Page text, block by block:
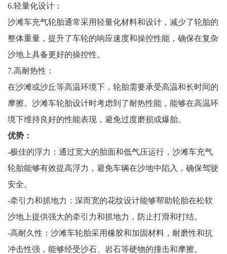
6.轻量化设计：
沙滩车充气轮胎通常采用轻量化材料和设计，减少了轮胎的
整体重量，提升了车轮的响应速度和操控性能，确保在复杂
沙地上具备更好的操控性。
7.高耐热性：
在沙滩或沙丘等高温环境下，轮胎需要承受高温和长时间的
摩擦。沙滩车轮胎设计时考虑到了耐热性能，能够在高温环
境下维持良好的性能表现，避免过度磨损或爆胎。
优势：
-极佳的浮力：通过宽大的胎面和低气压运行，沙滩车充气
轮胎能够有效提高浮力，避免车辆在沙地中陷入，确保驾驶
安全。
-牵引力和抓地力：深而宽的花纹设计能够帮助轮胎在松软
沙地上提供强大的牵引力和抓地力，防止打滑和打结。
-高耐久性：沙滩车轮胎采用橡胶和加固材料，耐磨性和抗
冲击性强，能够经受沙石、岩石等硬物的撞击和摩擦。